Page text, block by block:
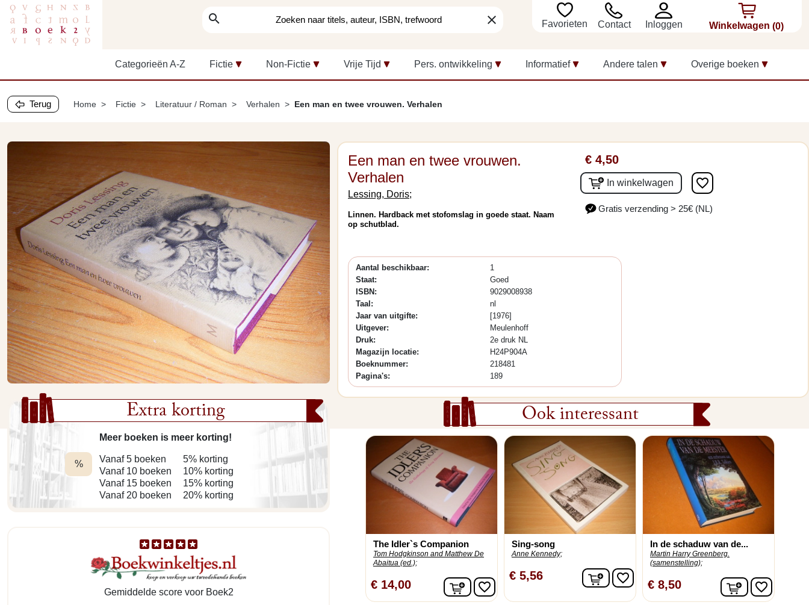
search clear Favorieten Contact Inloggen Winkelwagen (0)
Categorieën A-Z Fictie Non-Fictie Vrije Tijd Pers. ontwikkeling Informatief Andere talen Overige boeken
Terug Home Fictie Literatuur / Roman Verhalen Een man en twee vrouwen. Verhalen
Een man en twee vrouwen.
Verhalen
Lessing, Doris;
Linnen. Hardback met stofomslag in goede staat. Naam
op schutblad.
€ 4,50
In winkelwagen favorite_border
Gratis verzending > 25€ (NL)
Aantal beschikbaar:
1
Staat:
Goed
ISBN:
9029008938
Taal:
nl
Jaar van uitgifte:
[1976]
Uitgever:
Meulenhoff
Druk:
2e druk NL
Magazijn locatie:
H24P904A
Boeknummer:
218481
Pagina's:
189
Extra korting
%
Meer boeken is meer korting!
Vanaf 5 boeken
Vanaf 10 boeken
Vanaf 15 boeken
Vanaf 20 boeken
5% korting
10% korting
15% korting
20% korting
Gemiddelde score voor Boek2
Ook interessant
The Idler`s Companion
Tom Hodgkinson and Matthew De
Abaitua (ed.);
€ 14,00 In winkelwagen
favorite_border
Sing-song
Anne Kennedy;
€ 5,56 In winkelwagen
favorite_border
In de schaduw van de...
Martin Harry Greenberg.
(samenstelling);
€ 8,50 Infavorite_border